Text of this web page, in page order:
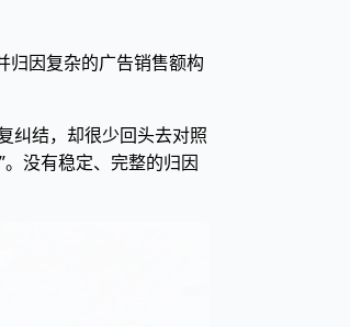
归因复杂的广告销售额构
纠结，却很少回头去对照
没有稳定、完整的归因